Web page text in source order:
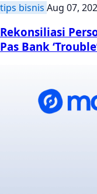
tips bisnis Aug 07,
Rekonsiliasi
Pas Bank